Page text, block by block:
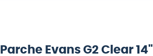
Parche Evans G2 Clear 14"